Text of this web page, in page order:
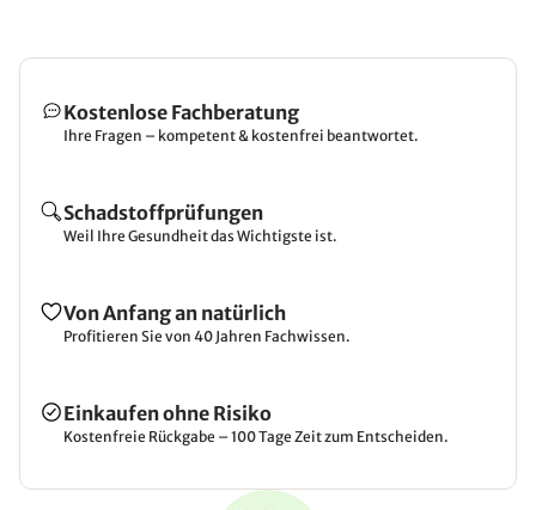
Kostenlose Fachberatung
Ihre Fragen – kompetent & kostenfrei beantwortet.
Schadstoffprüfungen
Weil Ihre Gesundheit das Wichtigste ist.
Von Anfang an natürlich
Profitieren Sie von 40 Jahren Fachwissen.
Einkaufen ohne Risiko
Kostenfreie Rückgabe – 100 Tage Zeit zum Entscheiden.